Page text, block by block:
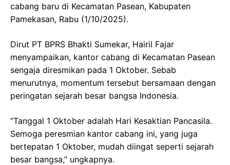
cabang baru di Kecamatan Pasean, Kabupaten
Pamekasan, Rabu (1/10/2025).
Dirut PT BPRS Bhakti Sumekar, Hairil Fajar
menyampaikan, kantor cabang di Kecamatan Pasean
sengaja diresmikan pada 1 Oktober. Sebab
menurutnya, momentum tersebut bersamaan dengan
peringatan sejarah besar bangsa Indonesia.
“Tanggal 1 Oktober adalah Hari Kesaktian Pancasila.
Semoga peresmian kantor cabang ini, yang juga
bertepatan 1 Oktober, mudah diingat seperti sejarah
besar bangsa,” ungkapnya.